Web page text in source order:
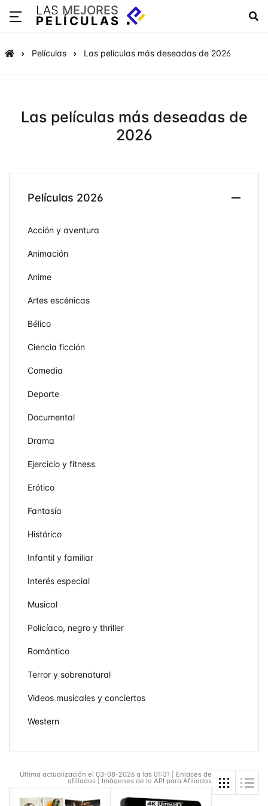
LAS MEJORES
PELÍCULAS
Películas Las películas más deseadas de 2026
Las películas más deseadas de
2026
Última actualización el 03-08-2026 a las 01:31 | Enlaces de
afiliados | Imágenes de la API para Afiliados
Películas 2026
Acción y aventura
Animación
Anime
Artes escénicas
Bélico
Ciencia ficción
Comedia
Deporte
Documental
Drama
Ejercicio y fitness
Erótico
Fantasía
Histórico
Infantil y familiar
Interés especial
Musical
Policíaco, negro y thriller
Romántico
Terror y sobrenatural
Videos musicales y conciertos
Western